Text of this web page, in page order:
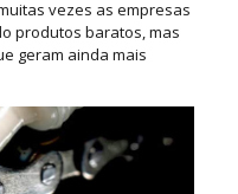
vezes as empresas
produtos baratos, mas
geram ainda mais